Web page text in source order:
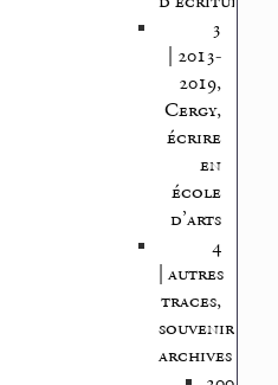
3
| 2013-
2019,
Cergy,
écrire
en
école
d’arts
4
| autres
traces,
souvenirs,
archives